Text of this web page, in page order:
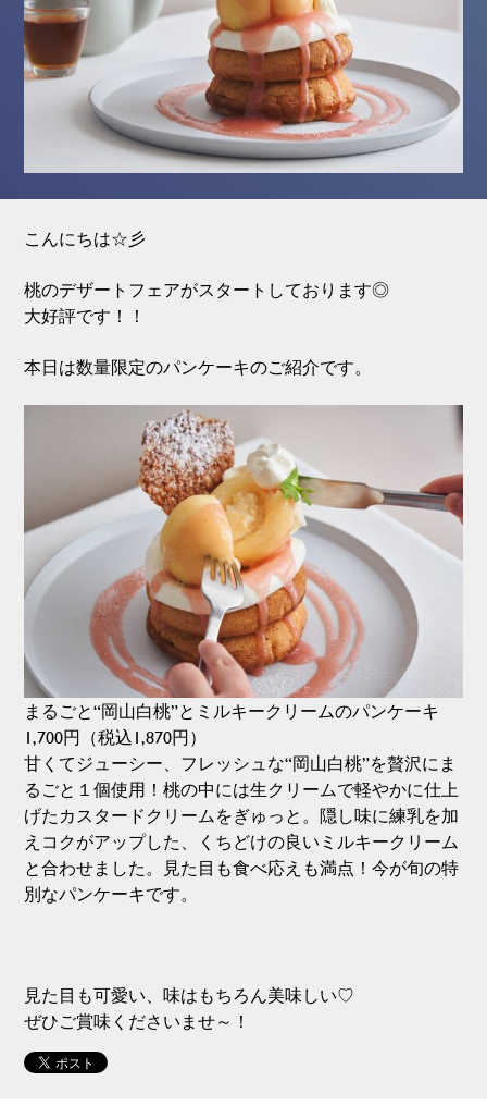
こんにちは☆彡
桃のデザートフェアがスタートしております◎
大好評です！！
本日は数量限定のパンケーキのご紹介です。
まるごと“岡山白桃”とミルキークリームのパンケーキ
1,700円（税込1,870円）
甘くてジューシー、フレッシュな“岡山白桃”を贅沢にま
るごと１個使用！桃の中には生クリームで軽やかに仕上
げたカスタードクリームをぎゅっと。隠し味に練乳を加
えコクがアップした、くちどけの良いミルキークリーム
と合わせました。見た目も食べ応えも満点！今が旬の特
別なパンケーキです。
見た目も可愛い、味はもちろん美味しい♡
ぜひご賞味くださいませ～！